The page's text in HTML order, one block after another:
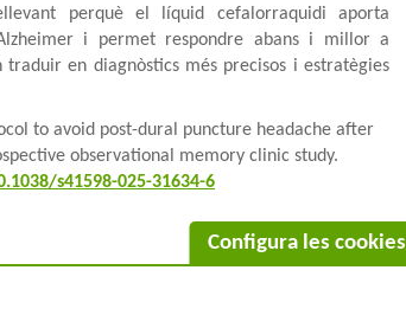
perquè el líquid cefalorraquidi aporta
i permet respondre abans i millor a
en diagnòstics més precisos i estratègies
to avoid post-dural puncture headache after
observational memory clinic study.
s41598-025-31634-6
Configura les cookies